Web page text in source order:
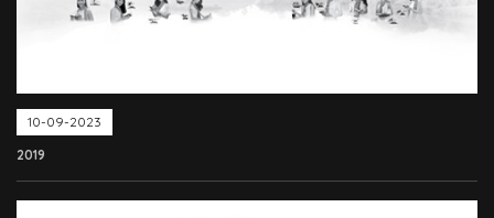
10-09-2023
2019